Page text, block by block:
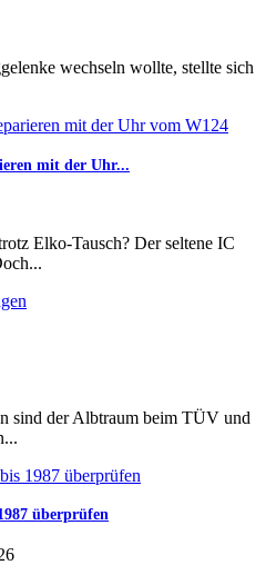
wechseln wollte, stellte sich
mit der Uhr...
Elko-Tausch? Der seltene IC
sind der Albtraum beim TÜV und
überprüfen